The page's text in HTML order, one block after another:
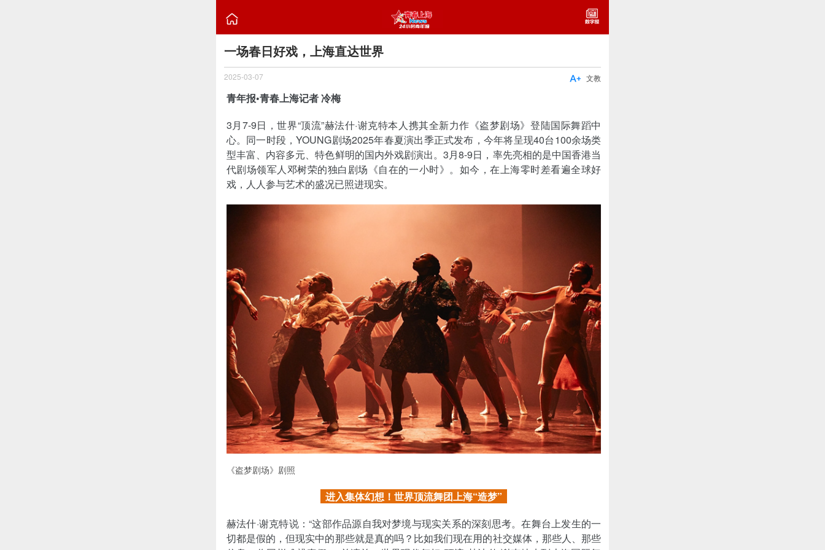

一场春日好戏，上海直达世界
2025-03-07 文教

青年报•青春上海记者 冷梅
3月7-9日，世界“顶流”赫法什·谢克特本人携其全新力作《盗梦剧场》登陆国际舞蹈中
心。同一时段，YOUNG剧场2025年春夏演出季正式发布，今年将呈现40台100余场类
型丰富、内容多元、特色鲜明的国内外戏剧演出。3月8-9日，率先亮相的是中国香港当
代剧场领军人邓树荣的独白剧场《自在的一小时》。如今，在上海零时差看遍全球好
戏，人人参与艺术的盛况已照进现实。
《盗梦剧场》剧照
进入集体幻想！世界顶流舞团上海“造梦”
赫法什·谢克特说：“这部作品源自我对梦境与现实关系的深刻思考。在舞台上发生的一
切都是假的，但现实中的那些就是真的吗？比如我们现在用的社交媒体，那些人、那些